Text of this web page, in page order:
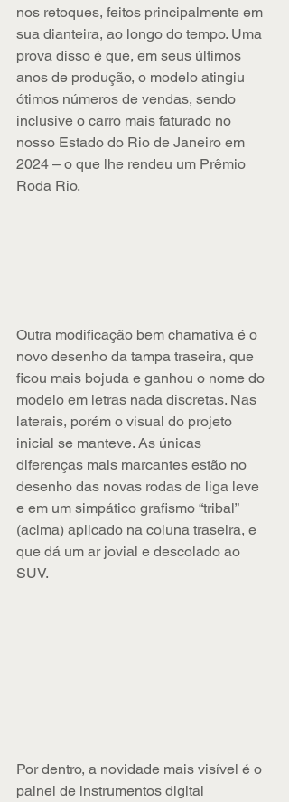
nos retoques, feitos principalmente em
sua dianteira, ao longo do tempo. Uma
prova disso é que, em seus últimos
anos de produção, o modelo atingiu
ótimos números de vendas, sendo
inclusive o carro mais faturado no
nosso Estado do Rio de Janeiro em
2024 – o que lhe rendeu um Prêmio
Roda Rio.
Outra modificação bem chamativa é o
novo desenho da tampa traseira, que
ficou mais bojuda e ganhou o nome do
modelo em letras nada discretas. Nas
laterais, porém o visual do projeto
inicial se manteve. As únicas
diferenças mais marcantes estão no
desenho das novas rodas de liga leve
e em um simpático grafismo “tribal”
(acima) aplicado na coluna traseira, e
que dá um ar jovial e descolado ao
SUV.
Por dentro, a novidade mais visível é o
painel de instrumentos digital